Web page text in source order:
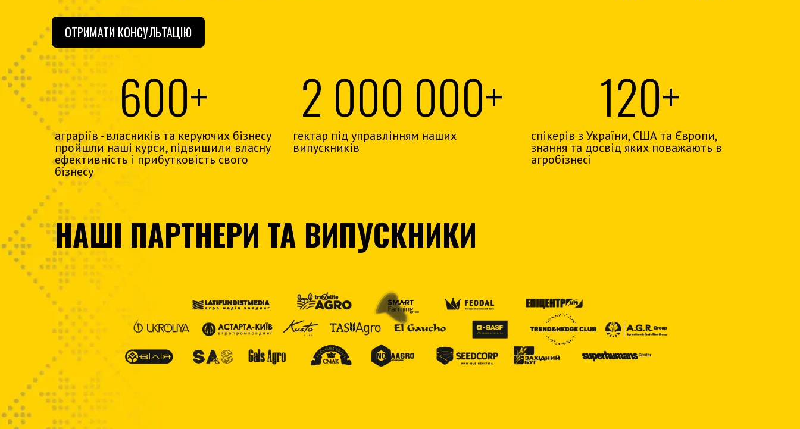
ОТРИМАТИ КОНСУЛЬТАЦІЮ
600+
аграріїв - власників та керуючих бізнесу
пройшли наші курси, підвищили власну
ефективність і прибутковість свого
бізнесу
2 000 000+
гектар під управлінням наших
випускників
120+
спікерів з України, США та Європи,
знання та досвід яких поважають в
агробізнесі
НАШІ ПАРТНЕРИ ТА ВИПУСКНИКИ